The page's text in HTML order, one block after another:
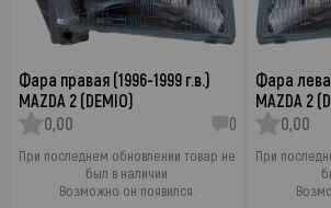
Фара правая (1996-1999 г.в.)
MAZDA 2 (DEMIO)
0,00
0
При последнем обновлении товар не
был в наличии.
Возможно он появился.
Фара
MAZDA 2
0,00
При